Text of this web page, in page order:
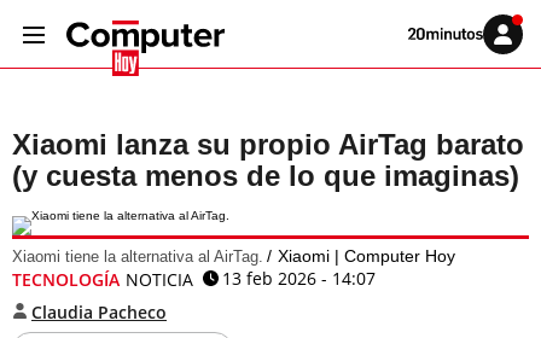
Volver
Iniciar
sesión
Xiaomi lanza su propio AirTag barato
(y cuesta menos de lo que imaginas)
Xiaomi tiene la alternativa al AirTag. Xiaomi | Computer Hoy
TECNOLOGÍA NOTICIA
13 feb 2026 - 14:07
Claudia Pacheco